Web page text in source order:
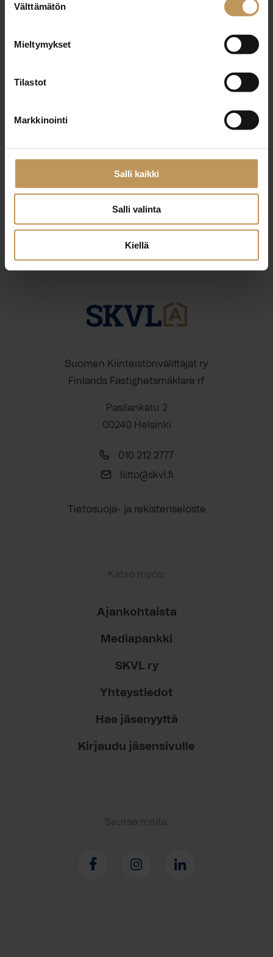
valinta
Välttämätön
Mieltymykset
Tilastot
Markkinointi
Salli kaikki
Salli valinta
Kiellä
Harri Keskitalo
Lue artikkeli
Suomen Kiinteistönvälittäjät ry
Finlands Fastighetsmäklare rf
Pasilankatu 2
00240 Helsinki
010 212 2777
liitto@skvl.fi
Tietosuoja- ja rekisteriseloste
Katso myös:
Ajankohtaista
Mediapankki
SKVL ry
Yhteystiedot
Hae jäsenyyttä
Kirjaudu jäsensivulle
Seuraa meitä: